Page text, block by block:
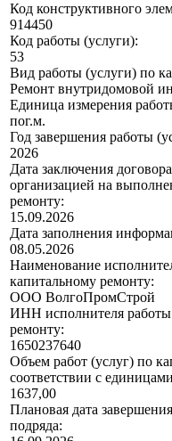
Код конструктивного
914450
Код работы (услуги):
53
Вид работы (услуги) по
Ремонт внутридомовой
Единица измерения
пог.м.
Год завершения работы
2026
Дата заключения
организацией на
ремонту:
15.09.2026
Дата заполнения
08.05.2026
Наименование
капитальному ремонту:
ООО ВолгоПромСтрой
ИНН исполнителя работы
ремонту:
1650237640
Объем работ (услуг) по
соответствии с
1637,00
Плановая дата
подряда: